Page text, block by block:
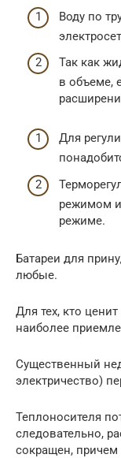
Воду по
Так как
в объеме,
Для
режимом и
режиме.
Батареи для
любые.
Для тех, кто
наиболее
Существенный
электричество)
Теплоносителя
следовательно,
сокращен,